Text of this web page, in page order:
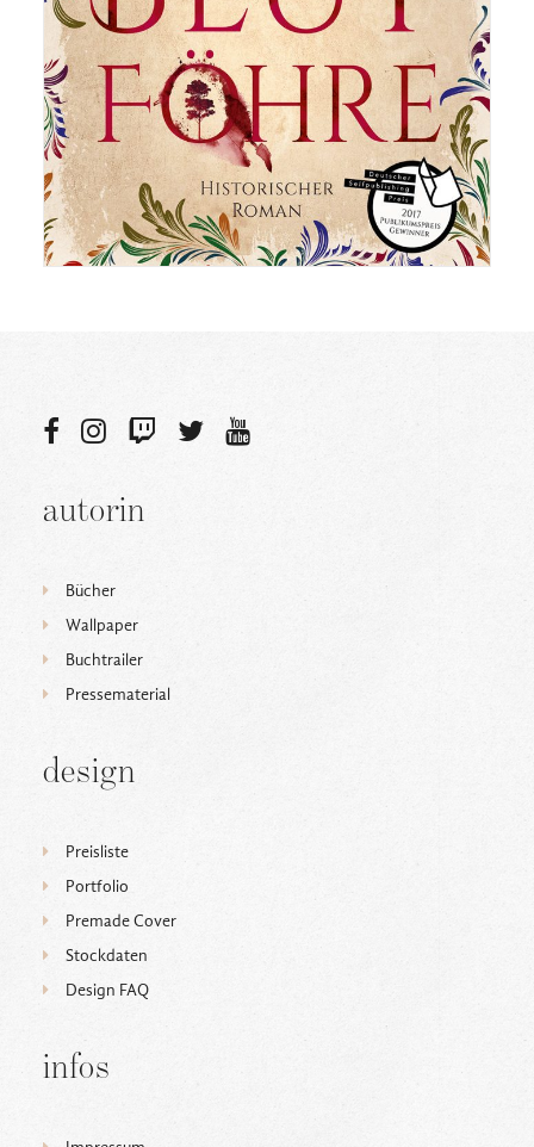
autorin
Bücher
Wallpaper
Buchtrailer
Pressematerial
design
Preisliste
Portfolio
Premade Cover
Stockdaten
Design FAQ
infos